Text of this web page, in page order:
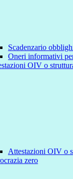
Scadenzario
Oneri informativi
OIV o
Attestazioni OIV o
zero